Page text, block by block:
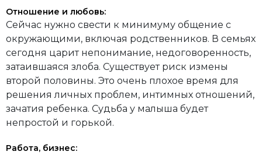
Отношение и любовь:
Сейчас нужно свести к минимуму общение с
окружающими, включая родственников. В семьях
сегодня царит непонимание, недоговоренность,
затаившаяся злоба. Существует риск измены
второй половины. Это очень плохое время для
решения личных проблем, интимных отношений,
зачатия ребенка. Судьба у малыша будет
непростой и горькой.
Работа, бизнес: